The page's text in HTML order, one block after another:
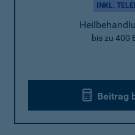
INKL.
bis zu 400
Beitrag